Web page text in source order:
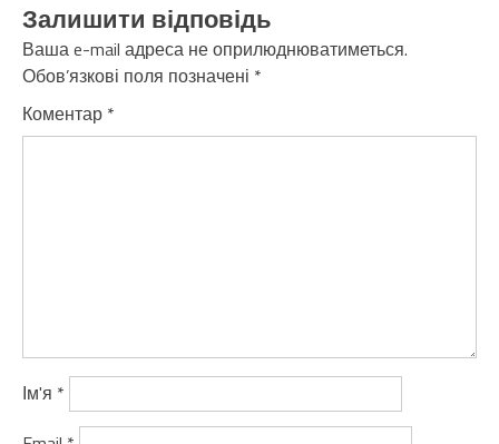
Залишити відповідь
Ваша e-mail адреса не оприлюднюватиметься.
Обов’язкові поля позначені *
Коментар *
Ім'я *